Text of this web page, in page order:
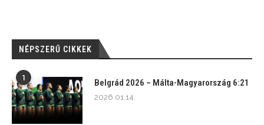
NÉPSZERŰ CIKKEK
1
Belgrád 2026 – Málta-Magyarország 6:21
2026.01.14.